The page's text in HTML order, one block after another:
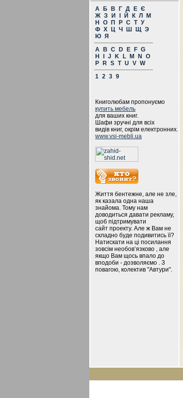
А Б В Г Д Е Є
Ж З И Й К Л
М
Н
О П Р С Т У
Ф Х Ц Ч Ш Щ Э
Ю Я
A
B C D E F G
H
J K L M N
O
P
R S T U V W
1 2 3 9
Книголюбам пропонуємо
купить мебель
для ваших книг.
Шафи зручні для всіх
видів книг, окрім електронних.
www.vsi-mebli.ua
Життя бентежне, але не зле,
як казала одна наша
знайома. Тому нам
доводиться давати рекламу,
щоб підтримувати
сайт проекту. Але ж Вам не
складно буде подивитись її?
Натискати на ці посилання
зовсім необов’язково , але
якщо Вам щось впало до
вподоби - дозволяємо . З
повагою, колектив "Автури".